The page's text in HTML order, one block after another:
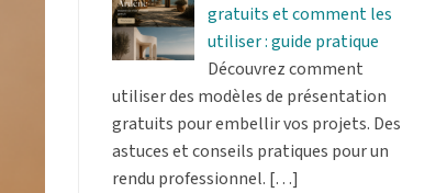
gratuits et comment les
utiliser : guide pratique
Découvrez comment
utiliser des modèles de présentation
gratuits pour embellir vos projets. Des
astuces et conseils pratiques pour un
rendu professionnel. […]